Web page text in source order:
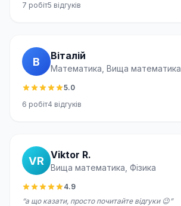
7 робіт5 відгуків
В Віталій
Математика, Вища математика
5.0
6 робіт4 відгуків
VR Viktor R.
Вища математика, Фізика
4.9
“а що казати, просто почитайте відгуки 😉”